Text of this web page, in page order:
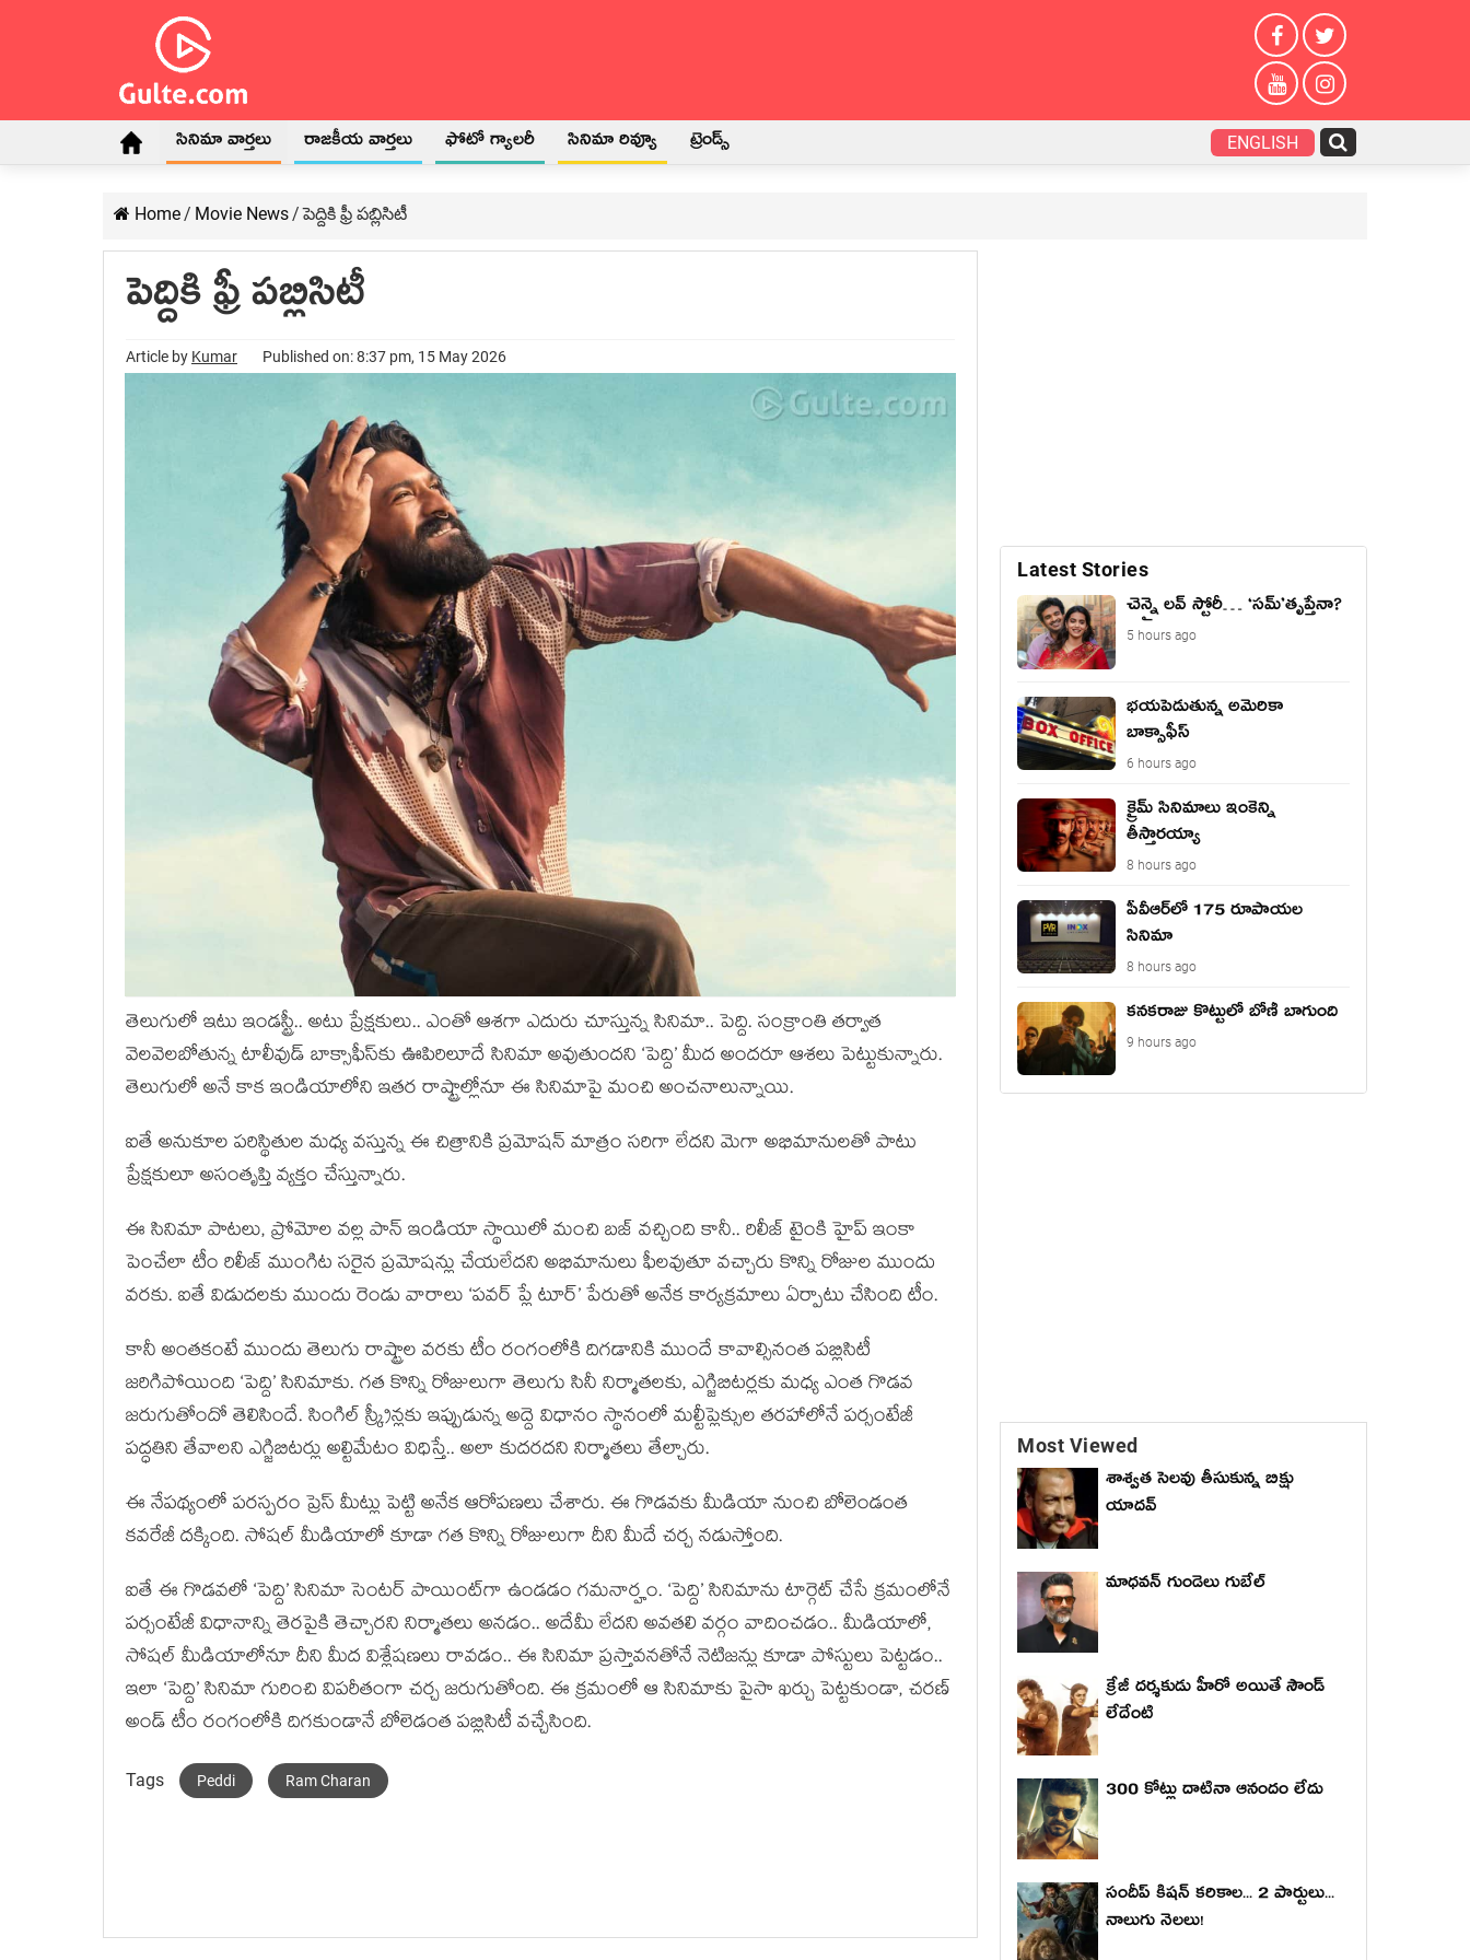
సినిమా వార్తలు రాజకీయ వార్తలు ఫోటో గ్యాలరీ సినిమా రివ్యూ ట్రెండ్స్ ENGLISH
Home/ Movie News/ పెద్దికి ఫ్రీ పబ్లిసిటీ
పెద్దికి ఫ్రీ పబ్లిసిటీ
Article by Kumar Published on: 8:37 pm, 15 May 2026
తెలుగులో ఇటు ఇండస్ట్రీ.. అటు ప్రేక్షకులు.. ఎంతో ఆశగా ఎదురు చూస్తున్న సినిమా.. పెద్ది. సంక్రాంతి తర్వాత
వెలవెలబోతున్న టాలీవుడ్ బాక్సాఫీస్‌కు ఊపిరిలూదే సినిమా అవుతుందని ‘పెద్ది’ మీద అందరూ ఆశలు పెట్టుకున్నారు.
తెలుగులో అనే కాక ఇండియాలోని ఇతర రాష్ట్రాల్లోనూ ఈ సినిమాపై మంచి అంచనాలున్నాయి.
ఐతే అనుకూల పరిస్థితుల మధ్య వస్తున్న ఈ చిత్రానికి ప్రమోషన్ మాత్రం సరిగా లేదని మెగా అభిమానులతో పాటు
ప్రేక్షకులూ అసంతృప్తి వ్యక్తం చేస్తున్నారు.
ఈ సినిమా పాటలు, ప్రోమోల వల్ల పాన్ ఇండియా స్థాయిలో మంచి బజ్ వచ్చింది కానీ.. రిలీజ్ టైంకి హైప్ ఇంకా
పెంచేలా టీం రిలీజ్ ముంగిట సరైన ప్రమోషన్లు చేయలేదని అభిమానులు ఫీలవుతూ వచ్చారు కొన్ని రోజుల ముందు
వరకు. ఐతే విడుదలకు ముందు రెండు వారాలు ‘పవర్ ప్లే టూర్’ పేరుతో అనేక కార్యక్రమాలు ఏర్పాటు చేసింది టీం.
కానీ అంతకంటే ముందు తెలుగు రాష్ట్రాల వరకు టీం రంగంలోకి దిగడానికి ముందే కావాల్సినంత పబ్లిసిటీ
జరిగిపోయింది ‘పెద్ది’ సినిమాకు. గత కొన్ని రోజులుగా తెలుగు సినీ నిర్మాతలకు, ఎగ్జిబిటర్లకు మధ్య ఎంత గొడవ
జరుగుతోందో తెలిసిందే. సింగిల్ స్క్రీన్లకు ఇప్పుడున్న అద్దె విధానం స్థానంలో మల్టీప్లెక్సుల తరహాలోనే పర్సంటేజీ
పద్ధతిని తేవాలని ఎగ్జిబిటర్లు అల్టిమేటం విధిస్తే.. అలా కుదరదని నిర్మాతలు తేల్చారు.
ఈ నేపథ్యంలో పరస్పరం ప్రెస్ మీట్లు పెట్టి అనేక ఆరోపణలు చేశారు. ఈ గొడవకు మీడియా నుంచి బోలెండంత
కవరేజీ దక్కింది. సోషల్ మీడియాలో కూడా గత కొన్ని రోజులుగా దీని మీదే చర్చ నడుస్తోంది.
ఐతే ఈ గొడవలో ‘పెద్ది’ సినిమా సెంటర్ పాయింట్‌గా ఉండడం గమనార్హం. ‘పెద్ది’ సినిమాను టార్గెట్ చేసే క్రమంలోనే
పర్సంటేజీ విధానాన్ని తెరపైకి తెచ్చారని నిర్మాతలు అనడం.. అదేమీ లేదని అవతలి వర్గం వాదించడం.. మీడియాలో,
సోషల్ మీడియాలోనూ దీని మీద విశ్లేషణలు రావడం.. ఈ సినిమా ప్రస్తావనతోనే నెటిజన్లు కూడా పోస్టులు పెట్టడం..
ఇలా ‘పెద్ది’ సినిమా గురించి విపరీతంగా చర్చ జరుగుతోంది. ఈ క్రమంలో ఆ సినిమాకు పైసా ఖర్చు పెట్టకుండా, చరణ్
అండ్ టీం రంగంలోకి దిగకుండానే బోలెడంత పబ్లిసిటీ వచ్చేసింది.
Tags Peddi Ram Charan
Latest Stories
చెన్నై లవ్ స్టోరీ… ‘సమ్’తృప్తేనా?
5 hours ago
భయపెడుతున్న అమెరికా
బాక్సాఫీస్
6 hours ago
క్రైమ్ సినిమాలు ఇంకెన్ని
తీస్తారయ్యా
8 hours ago
పీవీఆర్‌లో 175 రూపాయల
సినిమా
8 hours ago
కనకరాజు కొట్టులో బోణీ బాగుంది
9 hours ago
Most Viewed
శాశ్వత సెలవు తీసుకున్న బిక్షు
యాదవ్
మాధ‌వ‌న్ గుండెలు గుబేల్‌
క్రేజీ దర్శకుడు హీరో అయితే సౌండ్
లేదేంటి
300 కోట్లు దాటినా ఆనందం లేదు
సందీప్ కిషన్ కరికాల... 2 పార్టులు...
నాలుగు నెలలు!